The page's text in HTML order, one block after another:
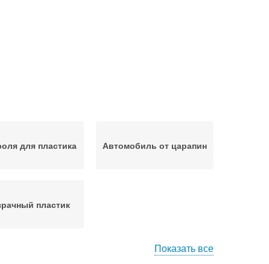
для пластика Автомобиль от царапин
пластик
Показать все